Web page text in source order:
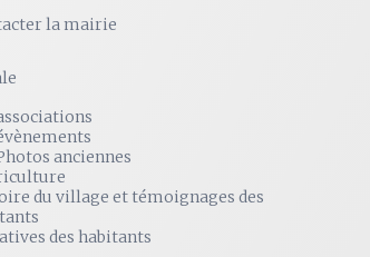
la mairie
anciennes
du village et témoignages des
des habitants